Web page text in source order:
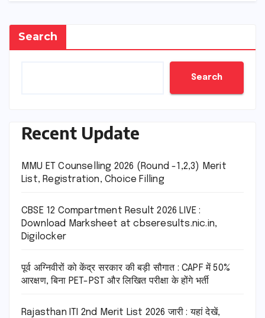
Search
Search
Recent Update
MMU ET Counselling 2026 (Round -1,2,3) Merit
List, Registration, Choice Filling
CBSE 12 Compartment Result 2026 LIVE :
Download Marksheet at cbseresults.nic.in,
Digilocker
पूर्व अग्निवीरों को केंद्र सरकार की बड़ी सौगात : CAPF में 50%
आरक्षण, बिना PET-PST और लिखित परीक्षा के होंगे भर्ती
Rajasthan ITI 2nd Merit List 2026 जारी : यहां देखें,